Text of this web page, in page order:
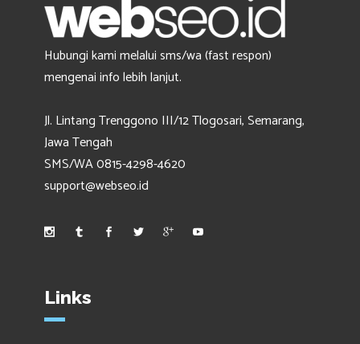
Hubungi kami melalui sms/wa (fast respon)
mengenai info lebih lanjut.
Jl. Lintang Trenggono III/12 Tlogosari, Semarang,
Jawa Tengah
SMS/WA 0815-4298-4620
support@webseo.id
Links